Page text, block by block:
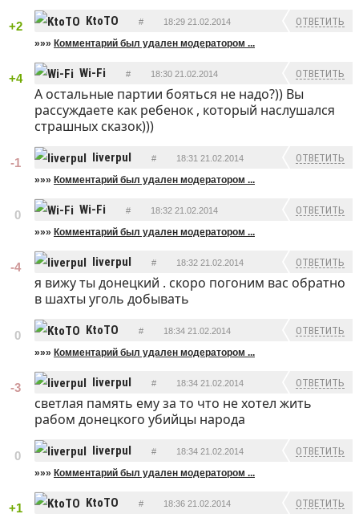
+2 KtoTO # 18:29 21.02.2014 ОТВЕТИТЬ
»»» Комментарий был удален модератором ...
+4 Wi-Fi # 18:30 21.02.2014 ОТВЕТИТЬ
А остальные партии бояться не надо?)) Вы
рассуждаете как ребенок , который наслушался
страшных сказок)))
-1 liverpul # 18:31 21.02.2014 ОТВЕТИТЬ
»»» Комментарий был удален модератором ...
0 Wi-Fi # 18:32 21.02.2014 ОТВЕТИТЬ
»»» Комментарий был удален модератором ...
-4 liverpul # 18:32 21.02.2014 ОТВЕТИТЬ
я вижу ты донецкий . скоро погоним вас обратно
в шахты уголь добывать
0 KtoTO # 18:34 21.02.2014 ОТВЕТИТЬ
»»» Комментарий был удален модератором ...
-3 liverpul # 18:34 21.02.2014 ОТВЕТИТЬ
светлая память ему за то что не хотел жить
рабом донецкого убийцы народа
0 liverpul # 18:34 21.02.2014 ОТВЕТИТЬ
»»» Комментарий был удален модератором ...
+1 KtoTO # 18:36 21.02.2014 ОТВЕТИТЬ